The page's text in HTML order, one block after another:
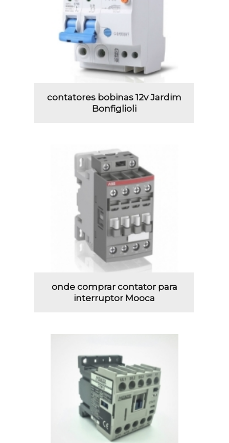
contatores bobinas 12v Jardim
Bonfiglioli
onde comprar contator para
interruptor Mooca